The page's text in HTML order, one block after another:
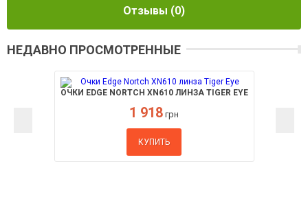
Отзывы (0)
НЕДАВНО ПРОСМОТРЕННЫЕ
ОЧКИ EDGE NORTCH XN610 ЛИНЗА TIGER EYE
1 918 грн
КУПИТЬ